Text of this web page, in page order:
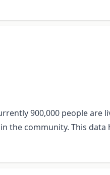
900,000 people are
the community. This data